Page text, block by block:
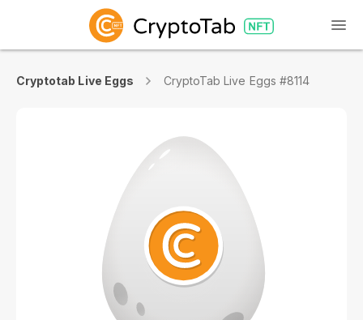
Cryptotab Live Eggs CryptoTab Live Eggs #8114